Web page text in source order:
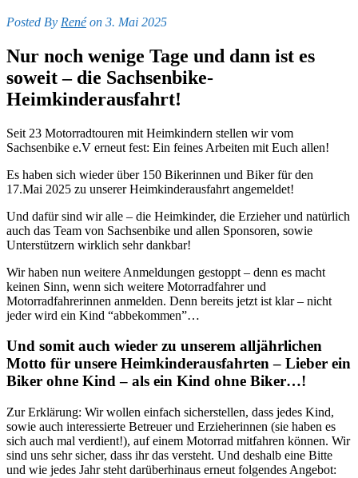
Posted By Renéon 3. Mai 2025
Nur noch wenige Tage und dann ist es
soweit – die Sachsenbike-
Heimkinderausfahrt!
Seit 23 Motorradtouren mit Heimkindern stellen wir vom
Sachsenbike e.V erneut fest: Ein feines Arbeiten mit Euch allen!
Es haben sich wieder über 150 Bikerinnen und Biker für den
17.Mai 2025 zu unserer Heimkinderausfahrt angemeldet!
Und dafür sind wir alle – die Heimkinder, die Erzieher und natürlich
auch das Team von Sachsenbike und allen Sponsoren, sowie
Unterstützern wirklich sehr dankbar!
Wir haben nun weitere Anmeldungen gestoppt – denn es macht
keinen Sinn, wenn sich weitere Motorradfahrer und
Motorradfahrerinnen anmelden. Denn bereits jetzt ist klar – nicht
jeder wird ein Kind “abbekommen”…
Und somit auch wieder zu unserem alljährlichen
Motto für unsere Heimkinderausfahrten – Lieber ein
Biker ohne Kind – als ein Kind ohne Biker…!
Zur Erklärung: Wir wollen einfach sicherstellen, dass jedes Kind,
sowie auch interessierte Betreuer und Erzieherinnen (sie haben es
sich auch mal verdient!), auf einem Motorrad mitfahren können. Wir
sind uns sehr sicher, dass ihr das versteht. Und deshalb eine Bitte
und wie jedes Jahr steht darüberhinaus erneut folgendes Angebot: